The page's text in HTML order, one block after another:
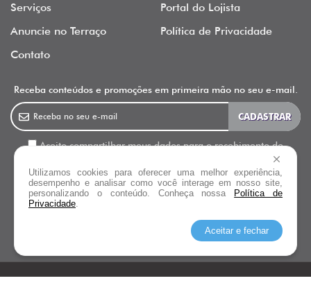
Serviços
Anuncie no Terraço
Contato
Portal do Lojista
Política de Privacidade
Receba conteúdos e promoções em primeira mão no seu e-mail.
Aceito compartilhar meus dados para o recebimento de
newsletter, informativos e outras ações de marketing do Terraço
Shopping.
Siga oTerraço Shopping
Utilizamos cookies para oferecer uma melhor experiência,
desempenho e analisar como você interage em nosso site,
personalizando o conteúdo. Conheça nossa
Política de
Privacidade.
Aceitar e fechar